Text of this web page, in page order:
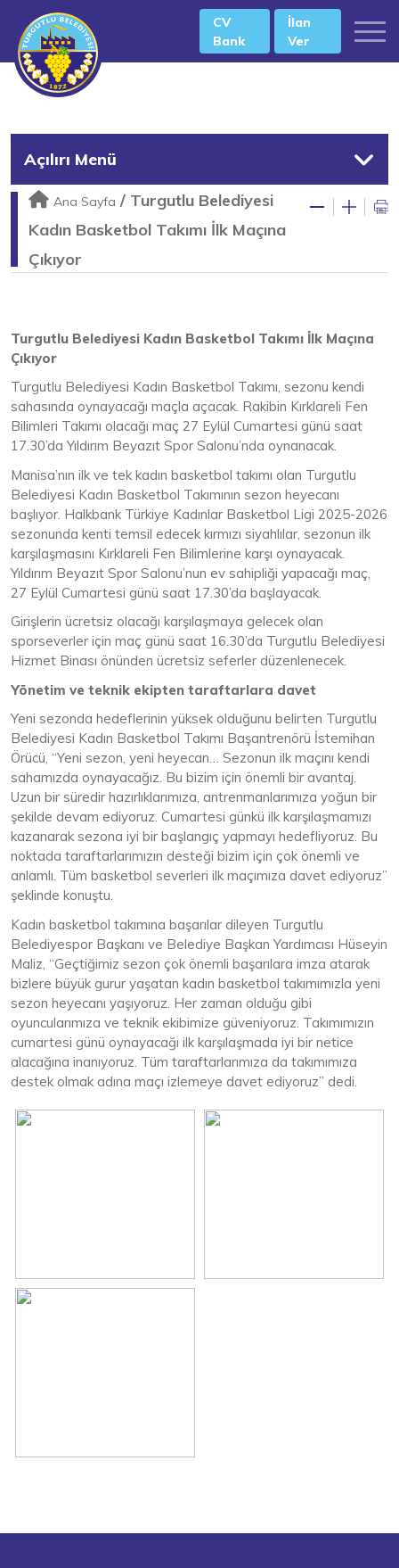
CV
Bank
İlan
Ver
Açılırı Menü
Ana Sayfa / Turgutlu Belediyesi
Kadın Basketbol Takımı İlk Maçına
Çıkıyor
Turgutlu Belediyesi Kadın Basketbol Takımı İlk Maçına
Çıkıyor
Turgutlu Belediyesi Kadın Basketbol Takımı, sezonu kendi
sahasında oynayacağı maçla açacak. Rakibin Kırklareli Fen
Bilimleri Takımı olacağı maç 27 Eylül Cumartesi günü saat
17.30’da Yıldırım Beyazıt Spor Salonu’nda oynanacak.
Manisa’nın ilk ve tek kadın basketbol takımı olan Turgutlu
Belediyesi Kadın Basketbol Takımının sezon heyecanı
başlıyor. Halkbank Türkiye Kadınlar Basketbol Ligi 2025-2026
sezonunda kenti temsil edecek kırmızı siyahlılar, sezonun ilk
karşılaşmasını Kırklareli Fen Bilimlerine karşı oynayacak.
Yıldırım Beyazıt Spor Salonu’nun ev sahipliği yapacağı maç,
27 Eylül Cumartesi günü saat 17.30’da başlayacak.
Girişlerin ücretsiz olacağı karşılaşmaya gelecek olan
sporseverler için maç günü saat 16.30’da Turgutlu Belediyesi
Hizmet Binası önünden ücretsiz seferler düzenlenecek.
Yönetim ve teknik ekipten taraftarlara davet
Yeni sezonda hedeflerinin yüksek olduğunu belirten Turgutlu
Belediyesi Kadın Basketbol Takımı Başantrenörü İstemihan
Örücü, “Yeni sezon, yeni heyecan… Sezonun ilk maçını kendi
sahamızda oynayacağız. Bu bizim için önemli bir avantaj.
Uzun bir süredir hazırlıklarımıza, antrenmanlarımıza yoğun bir
şekilde devam ediyoruz. Cumartesi günkü ilk karşılaşmamızı
kazanarak sezona iyi bir başlangıç yapmayı hedefliyoruz. Bu
noktada taraftarlarımızın desteği bizim için çok önemli ve
anlamlı. Tüm basketbol severleri ilk maçımıza davet ediyoruz”
şeklinde konuştu.
Kadın basketbol takımına başarılar dileyen Turgutlu
Belediyespor Başkanı ve Belediye Başkan Yardımcısı Hüseyin
Maliz, “Geçtiğimiz sezon çok önemli başarılara imza atarak
bizlere büyük gurur yaşatan kadın basketbol takımımızla yeni
sezon heyecanı yaşıyoruz. Her zaman olduğu gibi
oyuncularımıza ve teknik ekibimize güveniyoruz. Takımımızın
cumartesi günü oynayacağı ilk karşılaşmada iyi bir netice
alacağına inanıyoruz. Tüm taraftarlarımıza da takımımıza
destek olmak adına maçı izlemeye davet ediyoruz” dedi.